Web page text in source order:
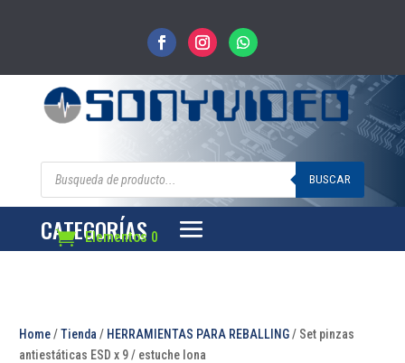
Búsqueda
BUSCAR
Elementos 0
CATEGORÍAS
Home/Tienda / HERRAMIENTAS PARA REBALLING/ Set pinzas
antiestáticas ESD x 9 / estuche lona